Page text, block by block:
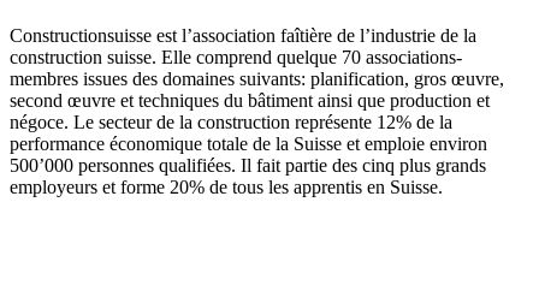
Constructionsuisse est l’association faîtière de l’industrie de la
construction suisse. Elle comprend quelque 70 associations-
membres issues des domaines suivants: planification, gros œuvre,
second œuvre et techniques du bâtiment ainsi que production et
négoce. Le secteur de la construction représente 12% de la
performance économique totale de la Suisse et emploie environ
500’000 personnes qualifiées. Il fait partie des cinq plus grands
employeurs et forme 20% de tous les apprentis en Suisse.